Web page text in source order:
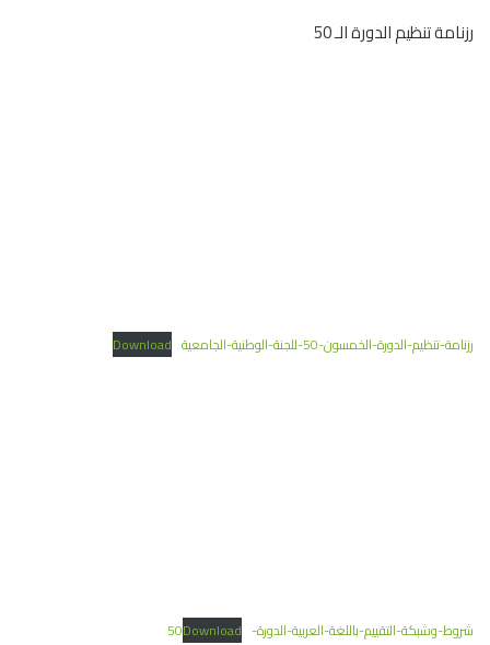
رزنامة تنظيم الدورة الـ 50
رزنامة-تنظيم-الدورة-الخمسون-50-للجنة-الوطنية-الجامعية Download
شروط-وشبكة-التقييم-باللغة-العربية-الدورة-50 Download